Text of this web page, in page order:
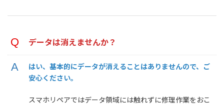
データは消えませんか？
はい、基本的にデータが消えることはありませんので、ご
安心ください。
スマホリペアではデータ領域には触れずに修理作業をおこ